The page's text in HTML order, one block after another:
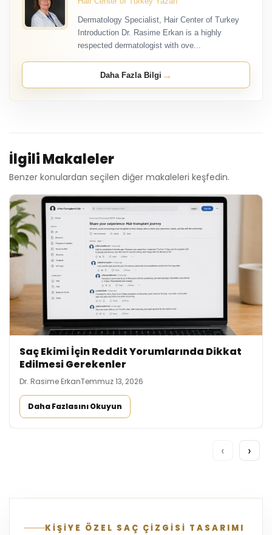
Dermatology Specialist, Hair Center of Turkey
Introduction Dr. Rasime Erkan is a highly
respected dermatologist with ove...
Daha Fazla Bilgi →
İlgili Makaleler
Benzer konulardan seçilen diğer makaleleri keşfedin.
Saç Ekimi İçin Reddit Yorumlarında Dikkat
Edilmesi Gerekenler
Dr. Rasime ErkanTemmuz 13, 2026
Daha Fazlasını Okuyun
‹ ›
KİŞİYE ÖZEL SAÇ ÇİZGİSİ TASARIMI